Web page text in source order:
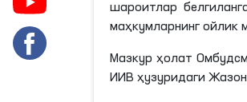
шароитлар
маҳкумларнинг ойлик
Мазкур ҳолат
ИИВ ҳузуридаги